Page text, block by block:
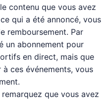
contenu que vous avez
qui a été annoncé, vous
remboursement. Par
un abonnement pour
en direct, mais que
ces événements, vous
remarquez que vous avez